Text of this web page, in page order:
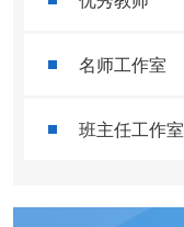
名师工作室
班主任工作室